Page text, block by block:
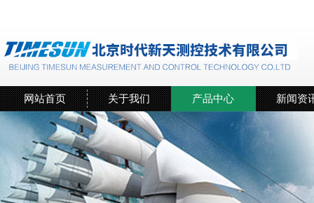
网站首页 关于我们 产品中心 新闻资